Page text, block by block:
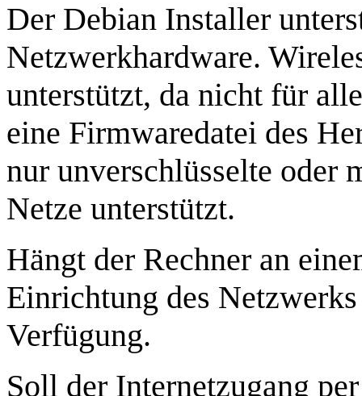
Der Debian Installer
Netzwerkhardware.
unterstützt, da nicht für
eine Firmwaredatei des
nur unverschlüsselte oder
Netze unterstützt.
Hängt der Rechner an
Einrichtung des
Verfügung.
Soll der Internetzugang